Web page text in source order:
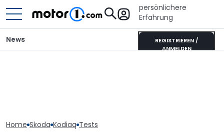
persönlichere
Erfahrung
REGISTRIEREN /
ANMELDEN
News
Home Skoda Kodiaq Tests